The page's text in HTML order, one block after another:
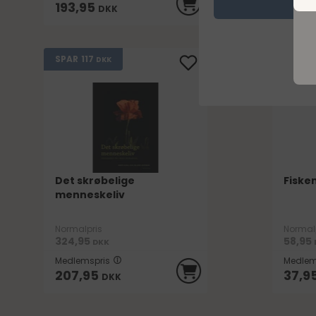
193,95 DKK
SPAR 117 DKK
Det skrøbelige
menneskeliv
Normalpris
324,95 DKK
Medlemspris
207,95 DKK
58,95